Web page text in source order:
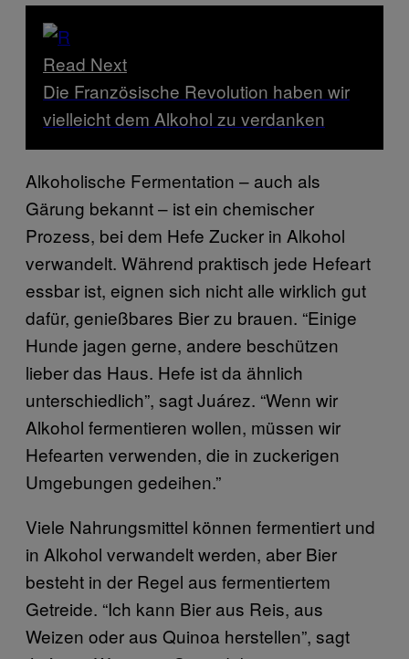
Read Next
Die Französische Revolution haben wir
vielleicht dem Alkohol zu verdanken
Alkoholische Fermentation – auch als
Gärung bekannt – ist ein chemischer
Prozess, bei dem Hefe Zucker in Alkohol
verwandelt. Während praktisch jede Hefeart
essbar ist, eignen sich nicht alle wirklich gut
dafür, genießbares Bier zu brauen. “Einige
Hunde jagen gerne, andere beschützen
lieber das Haus. Hefe ist da ähnlich
unterschiedlich”, sagt Juárez. “Wenn wir
Alkohol fermentieren wollen, müssen wir
Hefearten verwenden, die in zuckerigen
Umgebungen gedeihen.”
Viele Nahrungsmittel können fermentiert und
in Alkohol verwandelt werden, aber Bier
besteht in der Regel aus fermentiertem
Getreide. “Ich kann Bier aus Reis, aus
Weizen oder aus Quinoa herstellen”, sagt